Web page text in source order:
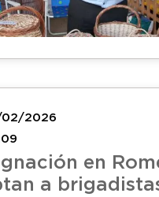
2026
en
a